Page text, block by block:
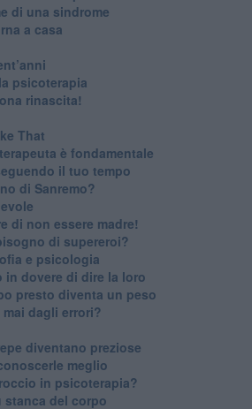
di una sindrome
a casa
psicoterapia
rinascita!
That
è fondamentale
il tuo tempo
di Sanremo?
di non essere madre!
di supereroi?
e psicologia
dovere di dire la loro
presto diventa un peso
dagli errori?
diventano preziose
meglio
in psicoterapia?
stanca del corpo